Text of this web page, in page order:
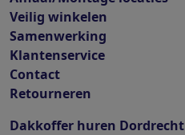
Veilig winkelen
Samenwerking
Klantenservice
Contact
Retourneren
Dakkoffer huren Dordrecht